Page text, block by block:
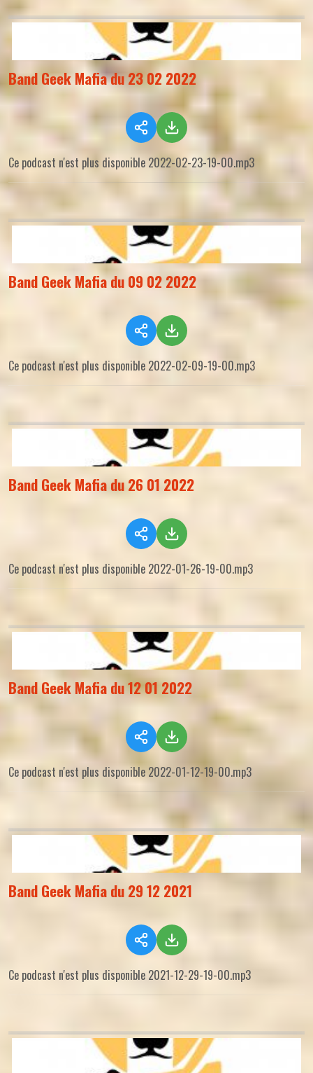
Band Geek Mafia du 23 02 2022
Ce podcast n'est plus disponible 2022-02-23-19-00.mp3
Band Geek Mafia du 09 02 2022
Ce podcast n'est plus disponible 2022-02-09-19-00.mp3
Band Geek Mafia du 26 01 2022
Ce podcast n'est plus disponible 2022-01-26-19-00.mp3
Band Geek Mafia du 12 01 2022
Ce podcast n'est plus disponible 2022-01-12-19-00.mp3
Band Geek Mafia du 29 12 2021
Ce podcast n'est plus disponible 2021-12-29-19-00.mp3